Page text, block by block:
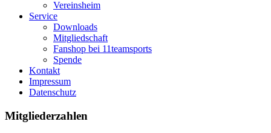
Vereinsheim
Service
Downloads
Mitgliedschaft
Fanshop bei 11teamsports
Spende
Kontakt
Impressum
Datenschutz
Mitgliederzahlen